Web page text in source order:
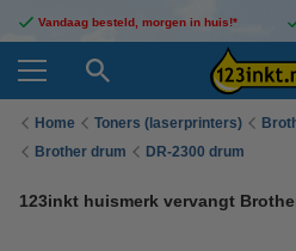
Vandaag besteld, morgen in huis!*
Home Toners (laserprinters)
Brother drum
DR-2300 drum
123inkt huismerk vervangt